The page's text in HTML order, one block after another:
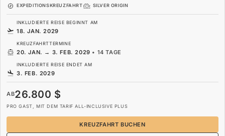
EXPEDITIONSKREUZFAHRT SILVER ORIGIN
INKLUDIERTE REISE BEGINNT AM
18. JAN. 2029
KREUZFAHRTTERMINE
20. JAN. → 3. FEB. 2029 • 14 TAGE
INKLUDIERTE REISE ENDET AM
3. FEB. 2029
AB26.800 $
PRO GAST, MIT DEM TARIF ALL-INCLUSIVE PLUS
KREUZFAHRT BUCHEN